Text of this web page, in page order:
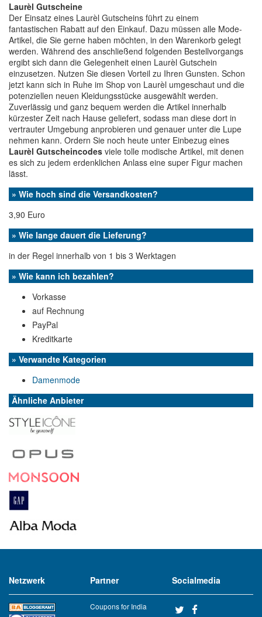
Laurèl Gutscheine
Der Einsatz eines Laurèl Gutscheins führt zu einem
fantastischen Rabatt auf den Einkauf. Dazu müssen alle Mode-
Artikel, die Sie gerne haben möchten, in den Warenkorb gelegt
werden. Während des anschließend folgenden Bestellvorgangs
ergibt sich dann die Gelegenheit einen Laurèl Gutschein
einzusetzen. Nutzen Sie diesen Vorteil zu Ihren Gunsten. Schon
jetzt kann sich in Ruhe im Shop von Laurèl umgeschaut und die
potenziellen neuen Kleidungsstücke ausgewählt werden.
Zuverlässig und ganz bequem werden die Artikel innerhalb
kürzester Zeit nach Hause geliefert, sodass man diese dort in
vertrauter Umgebung anprobieren und genauer unter die Lupe
nehmen kann. Ordern Sie noch heute unter Einbezug eines
Laurèl Gutscheincodes viele tolle modische Artikel, mit denen
es sich zu jedem erdenklichen Anlass eine super Figur machen
lässt.
» Wie hoch sind die Versandkosten?
3,90 Euro
» Wie lange dauert die Lieferung?
in der Regel innerhalb von 1 bis 3 Werktagen
» Wie kann ich bezahlen?
Vorkasse
auf Rechnung
PayPal
Kreditkarte
» Verwandte Kategorien
Damenmode
Ähnliche Anbieter
Netzwerk Partner
Coupons for India
Socialmedia